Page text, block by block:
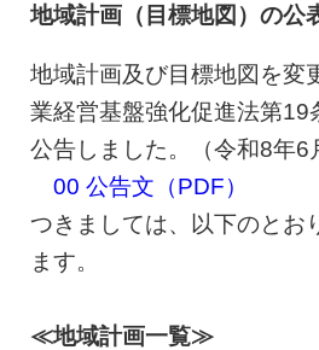
地域計画（目標地図）の公
地域計画及び目標地図を変
業経営基盤強化促進法第19
公告しました。（令和8年6
00 公告文（PDF）
つきましては、以下のとお
ます。
≪地域計画一覧≫